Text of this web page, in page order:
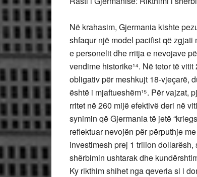
Në krahasim, Gjermania kishte
shfaqur një model pacifist që zgjati
e personelit dhe rritja e nevojave
vendime historike¹⁴. Në tetor të
obligativ për meshkujt 18-vjeçarë,
është i mjaftueshëm¹⁵. Për vajzat,
rritet në 260 mijë efektivë deri në
synimin që Gjermania të jetë
reflektuar nevojën për përputhje
investimesh prej 1 trilion
shërbimin ushtarak dhe
Ky rikthim shihet nga qeveria si i